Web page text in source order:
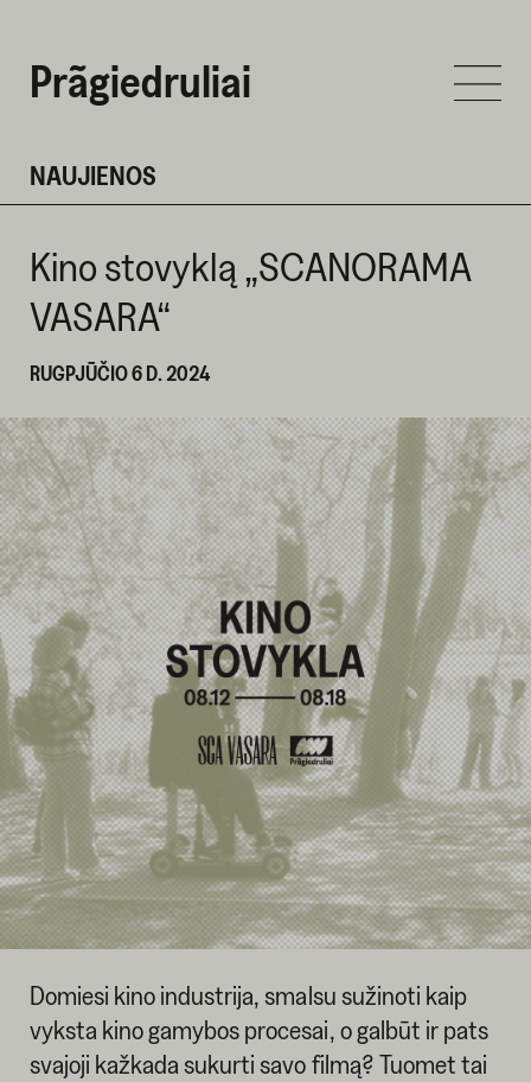
Prãgiedruliai
NAUJIENOS
Kino stovyklą „SCANORAMA
VASARA“
RUGPJŪČIO 6 D. 2024
Domiesi kino industrija, smalsu sužinoti kaip
vyksta kino gamybos procesai, o galbūt ir pats
svajoji kažkada sukurti savo filmą? Tuomet tai